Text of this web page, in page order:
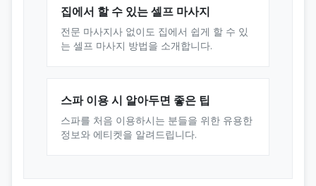
집에서 할 수 있는 셀프 마사지
전문 마사지사 없이도 집에서 쉽게 할 수 있
는 셀프 마사지 방법을 소개합니다.
스파 이용 시 알아두면 좋은 팁
스파를 처음 이용하시는 분들을 위한 유용한
정보와 에티켓을 알려드립니다.